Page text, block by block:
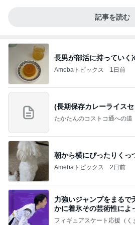
記事を読む
長男が部活に持っていく
Amebaトピックス 1日前
(長期保存カレーライス
たかたんのコストコ通への道
朝から横にぴったりくっ
Amebaトピックス 2日前
力強いジャンプをまるで
かに着氷その芸術性によ
なす
フィギュアスケート応援（く